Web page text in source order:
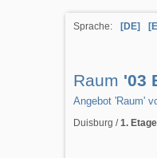
Sprache: [DE]
Raum '03
Angebot 'Raum'
Duisburg /1. Etage